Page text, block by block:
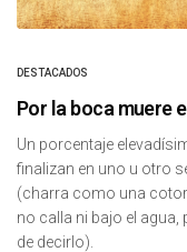
DESTACADOS
Por la boca muere
Un porcentaje
finalizan en uno u otro
(charra como una
no calla ni bajo el
de decirlo).